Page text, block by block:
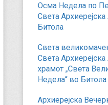
Осма Недела по
Света Архиерејска
Битола
Света
Света Архиерејска
храмот „Света
Недела“ во Битола
Архиерејска